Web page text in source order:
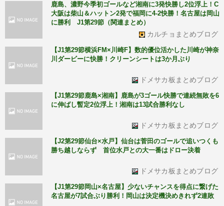
鹿島、濃野今季初ゴールなど湘南に3発快勝し2位浮上！C
大阪は柴山＆ハットン2発で福岡に4-2快勝！名古屋は岡山
に勝利 J1第29節（関連まとめ）
カルチョまとめブログ
【J1第29節横浜FM×川崎F】数的優位活かした川崎が神奈
川ダービーに快勝！クリーンシートは3か月ぶり
ドメサカ板まとめブログ
【J1第29節鹿島×湘南】鹿島が3ゴール快勝で連続無敗を6
に伸ばし暫定2位浮上！湘南は13試合勝利なし
ドメサカ板まとめブログ
【J2第29節仙台×水戸】仙台は菅田のゴールで追いつくも
勝ち越しならず 首位水戸との大一番はドロー決着
ドメサカ板まとめブログ
【J1第29節岡山×名古屋】少ないチャンスを得点に繋げた
名古屋が7試合ぶり勝利！岡山は決定機決めきれず2連敗